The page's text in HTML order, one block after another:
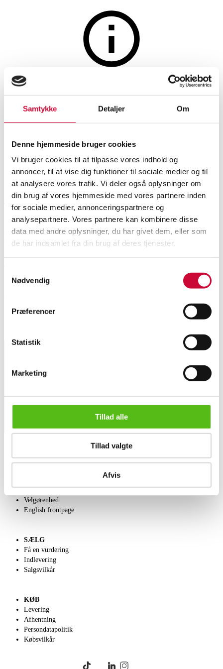
Samtykke Detaljer Om
Denne hjemmeside bruger cookies
Vi bruger cookies til at tilpasse vores indhold og
annoncer, til at vise dig funktioner til sociale medier og til
at analysere vores trafik. Vi deler også oplysninger om
din brug af vores hjemmeside med vores partnere inden
for sociale medier, annonceringspartnere og
analysepartnere. Vores partnere kan kombinere disse
data med andre oplysninger, du har givet dem, eller som
de har indsamlet fra din brug af deres tjenester.
Nødvendig
Præferencer
Statistik
Marketing
Tillad alle
Tillad valgte
Afvis
Havemøbler
Gerrit Reitveld for HAY. Udendørs bænk. Crate Collection. Na...
Gerrit Reitveld for HAY.
Udendørs bænk. Crate
Collection. Natur.
SHOWROOM
Aarhus
VURDERING
DKK 2.000
VARENUMMER
6585657
Momsvare
Beskrivelse
lakeret massivt fyrretræ. L. 135, D 64, H 81, SH 45 cm. Formgivet i 1934.
Fremstillet hos HAY. Crate Collection blevet relanceret i et Rietveld
Ubrugt, i original indpakning. Modelfoto.
Tilmeld dig vores nyhedsbrev og modtag nyheder samt
Kontakt os
Velgørenhed
English frontpage
SÆLG
Få en vurdering
Indlevering
Salgsvilkår
KØB
Levering
Afhentning
Persondatapolitik
Købsvilkår